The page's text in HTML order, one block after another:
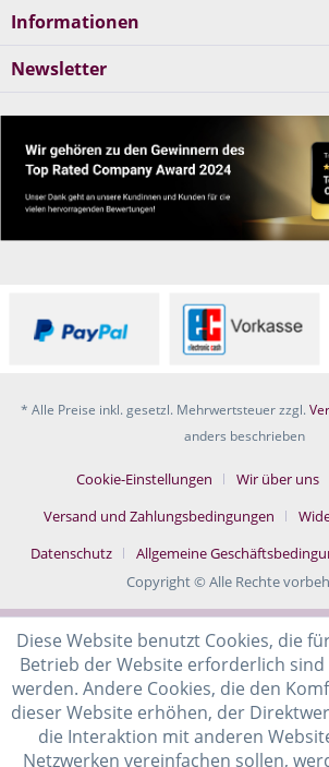
Informationen
Newsletter
* Alle Preise inkl. gesetzl. Mehrwertsteuer zzgl.
anders beschrieben
Cookie-Einstellungen Wir über uns
Versand und Zahlungsbedingungen
Datenschutz
Allgemeine
Copyright © Alle Rechte
Diese Website benutzt Cookies, die
Betrieb der Website erforderlich
werden. Andere Cookies, die den
dieser Website erhöhen, der
die Interaktion mit anderen
Netzwerken vereinfachen sollen,